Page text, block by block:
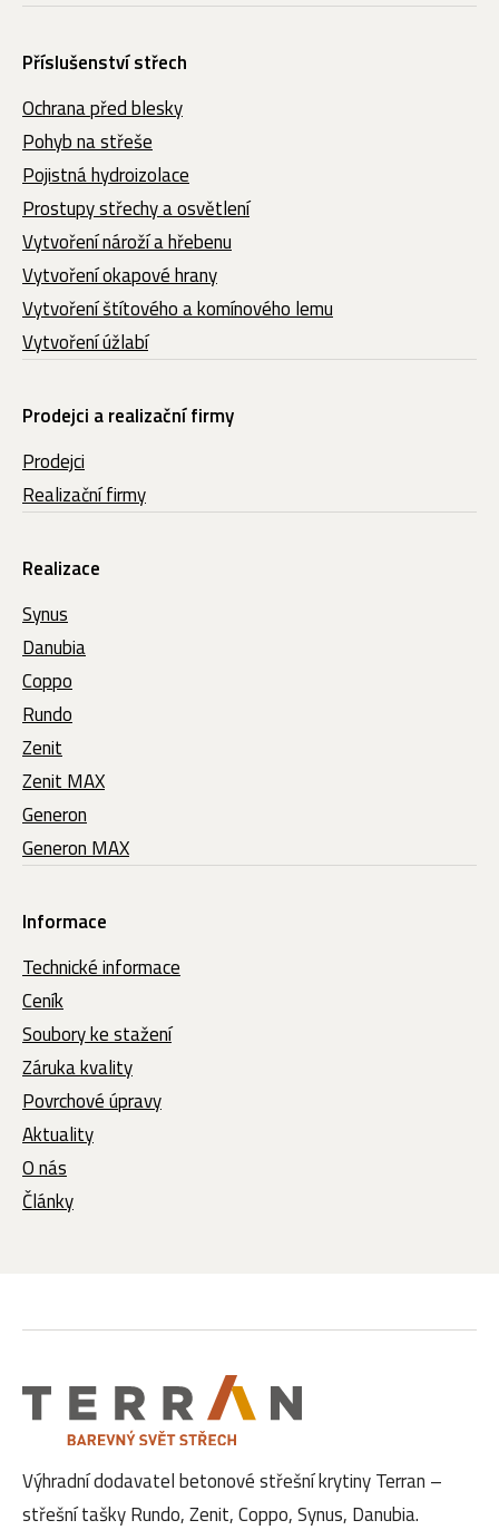
Příslušenství střech
Ochrana před blesky
Pohyb na střeše
Pojistná hydroizolace
Prostupy střechy a osvětlení
Vytvoření nároží a hřebenu
Vytvoření okapové hrany
Vytvoření štítového a komínového lemu
Vytvoření úžlabí
Prodejci a realizační firmy
Prodejci
Realizační firmy
Realizace
Synus
Danubia
Coppo
Rundo
Zenit
Zenit MAX
Generon
Generon MAX
Informace
Technické informace
Ceník
Soubory ke stažení
Záruka kvality
Povrchové úpravy
Aktuality
O nás
Články
Výhradní dodavatel betonové střešní krytiny Terran –
střešní tašky Rundo, Zenit, Coppo, Synus, Danubia.